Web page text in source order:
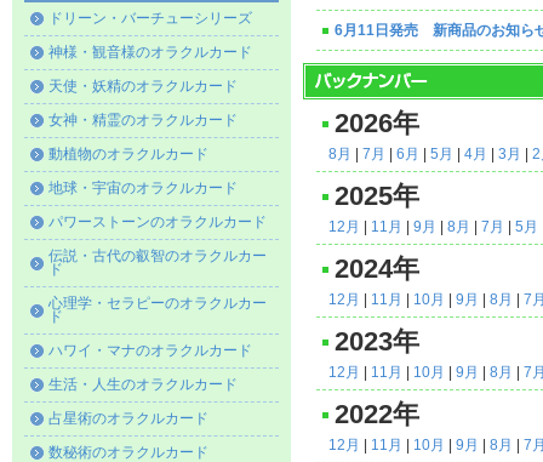
ドリーン・バーチューシリーズ
神様・観音様のオラクルカード
天使・妖精のオラクルカード
女神・精霊のオラクルカード
動植物のオラクルカード
地球・宇宙のオラクルカード
パワーストーンのオラクルカード
伝説・古代の叡智のオラクルカー
ド
心理学・セラピーのオラクルカー
ド
ハワイ・マナのオラクルカード
生活・人生のオラクルカード
占星術のオラクルカード
数秘術のオラクルカード
6月11日発売 新商品のお知ら
2026年
8月 7月 6月 5月 4月 3月 2
2025年
12月 11月 9月 8月 7月 5月
2024年
12月 11月 10月 9月 8月 7
2023年
12月 11月 10月 9月 8月 7
2022年
12月 11月 10月 9月 8月 7